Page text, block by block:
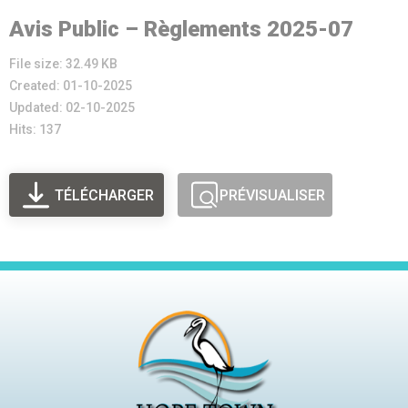
Avis Public – Règlements 2025-07
File size: 32.49 KB
Created: 01-10-2025
Updated: 02-10-2025
Hits: 137
TÉLÉCHARGER PRÉVISUALISER